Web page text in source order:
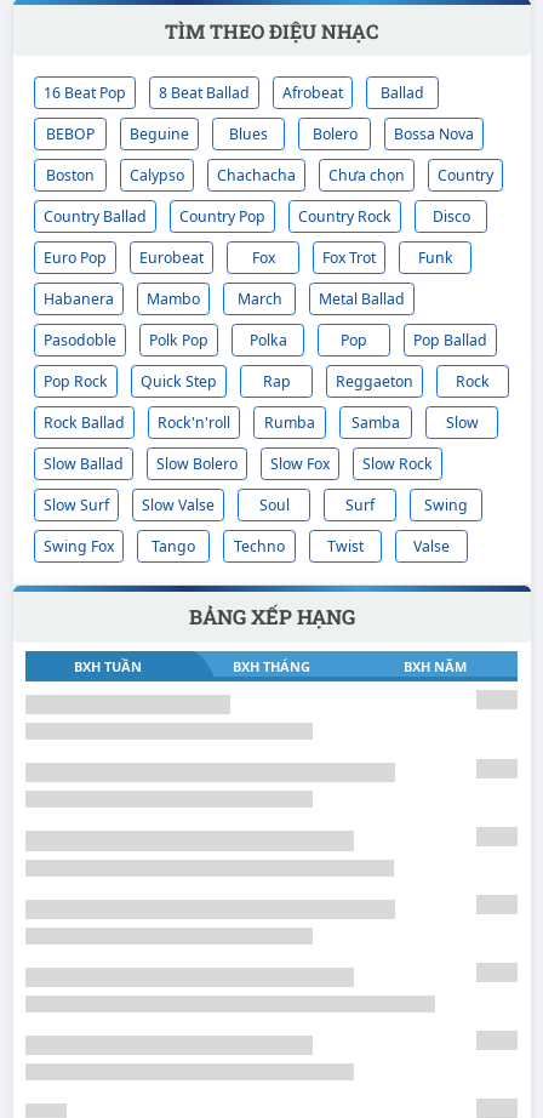
TÌM THEO ĐIỆU NHẠC
16 Beat Pop 8 Beat Ballad Afrobeat
Ballad
BEBOP
Beguine Blues Bolero
Bossa Nova
Boston
Calypso Chachacha Chưa chọn
Country
Country Ballad
Country Pop Country Rock
Disco
Euro Pop
Eurobeat Fox Fox Trot
Funk
Habanera
Mambo March
Metal Ballad
Pasodoble
Polk Pop Polka Pop
Pop Ballad
Pop Rock
Quick Step Rap Reggaeton
Rock
Rock Ballad
Rock'n'roll Rumba Samba
Slow
Slow Ballad
Slow Bolero Slow Fox
Slow Rock
Slow Surf
Slow Valse Soul Surf
Swing
Swing Fox
Tango Techno Twist Valse
BẢNG XẾP HẠNG
BXH TUẦN BXH THÁNG BXH NĂM